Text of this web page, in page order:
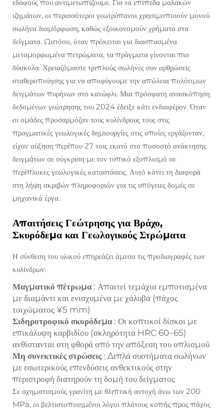
εδάφους που αντιμετωπίζουμε. Για τα επίπεδα μαλακών
ιζημάτων, οι περισσότεροι γεωτρύπανοι χρησιμοποιούν μονού
σωλήνα διαμόρφωση, καθώς εξοικονομούν χρήματα στα
δείγματα. Ωστόσο, όταν πρόκειται για διασπασμένα
μεταμορφωμένα πετρώματα, τα πράγματα γίνονται πιο
δύσκολα. Χρειαζόμαστε τριπλούς σωλήνες συν αρθρώσεις
σταθεροποίησης για να αποφύγουμε την απώλεια πολύτιμων
δειγμάτων πυρήνων στο κατώφλι. Μια πρόσφατη ανασκόπηση
δεδομένων γεώτρησης του 2024 έδειξε κάτι ενδιαφέρον. Όταν
οι ομάδες προσαρμόζαν τους κυλίνδρους τους στις
πραγματικές γεωλογικές δημιουργίες στις οποίες εργάζονταν,
είχαν αύξηση περίπου 27 τοις εκατό στο ποσοστό ανάκτησης
δειγμάτων σε σύγκριση με τον τυπικό εξοπλισμό σε
περίπλοκες γεωλογικές καταστάσεις. Αυτό κάνει τη διαφορά
στη λήψη ακριβών πληροφοριών για τις υπόγειες δομές σε
μηχανικά έργα.
Απαιτήσεις Γεώτρησης για Βράχο,
Σκυρόδεμα και Γεωλογικούς Στρώματα
Η σύνθεση του υλικού επηρεάζει άμεσα τις προδιαγραφές των
κυλίνδρων:
Μαγματικό πέτρωμα : Απαιτεί τεμάχια εμποτισμένα
με διαμάντι και ενισχυμένα με χάλυβα (πάχος
τοιχώματος ¥5 mm)
Σιδηροτροφικό σκυρόδεμα : Οι κοπτικοί δίσκοι με
επικάλυψη καρβιδίου (σκληρότητα HRC 60–65)
ανθίστανται στη φθορά από την απόξεση του οπλισμού
Μη συνεκτικές στρώσεις : Διπλά συστήματα σωλήνων
με εσωτερικούς επενδύσεις ανθεκτικούς στην
περιστροφή διατηρούν τη δομή του δείγματος
Σε σχηματισμούς γρανίτη με θλιπτική αντοχή άνω των 200
MPa, οι βελτιστοποιημένοι λόγοι πλάτους κοπής προς πάχος